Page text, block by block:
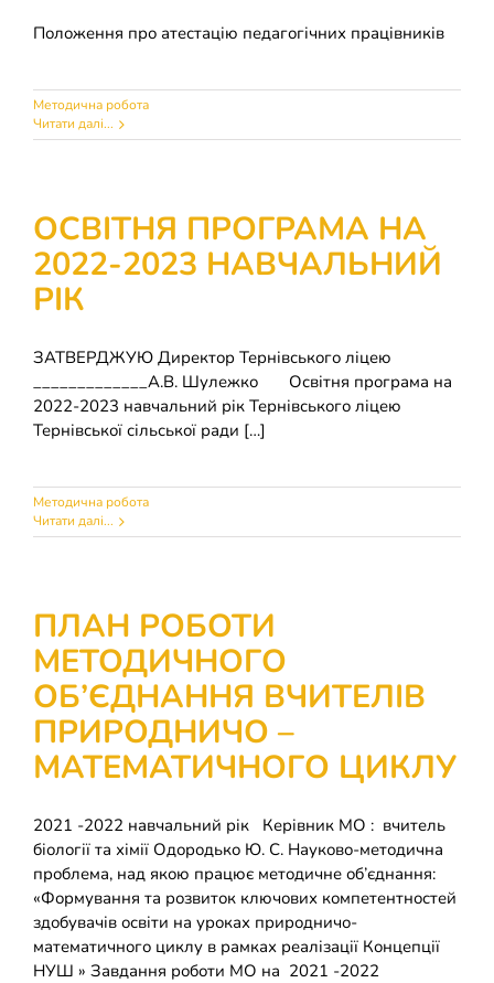
Положення про атестацію педагогічних працівників
Методична робота
Читати далі...
ОСВІТНЯ ПРОГРАМА НА
2022-2023 НАВЧАЛЬНИЙ
РІК
ЗАТВЕРДЖУЮ Директор Тернівського ліцею
_____________А.В. Шулежко Освітня програма на
2022-2023 навчальний рік Тернівського ліцею
Тернівської сільської ради […]
Методична робота
Читати далі...
ПЛАН РОБОТИ
МЕТОДИЧНОГО
ОБ’ЄДНАННЯ ВЧИТЕЛІВ
ПРИРОДНИЧО –
МАТЕМАТИЧНОГО ЦИКЛУ
2021 -2022 навчальний рік Керівник МО : вчитель
біології та хімії Одородько Ю. С. Науково-методична
проблема, над якою працює методичне об’єднання:
«Формування та розвиток ключових компетентностей
здобувачів освіти на уроках природничо-
математичного циклу в рамках реалізації Концепції
НУШ » Завдання роботи МО на 2021 -2022